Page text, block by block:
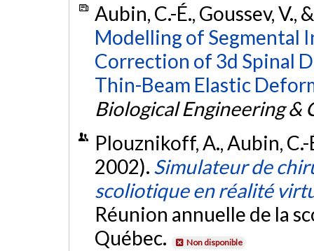
Aubin, C.-É., Goussev, V.,
Modelling of Segmental
Correction of 3d Spinal
Thin-Beam Elastic
Biological Engineering &
Plouznikoff, A., Aubin, C.-
2002). Simulateur de
scoliotique en réalité
Réunion annuelle de la
Québec.
Non disponible